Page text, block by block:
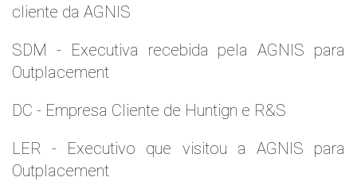
cliente da AGNIS
SDM - Executiva recebida pela AGNIS para
Outplacement
DC - Empresa Cliente de Huntign e R&S
LER - Executivo que visitou a AGNIS para
Outplacement